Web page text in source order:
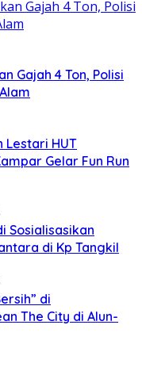
Gajah 4 Ton, Polisi
Lestari HUT
Gelar Fun Run
Sosialisasikan
di Kp Tangkil
di
The City di Alun-